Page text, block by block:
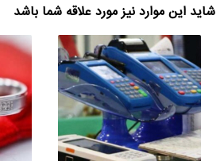
شاید این موارد نیز مورد علاقه شما باشد